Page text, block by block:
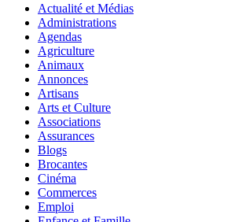
Actualité et Médias
Administrations
Agendas
Agriculture
Animaux
Annonces
Artisans
Arts et Culture
Associations
Assurances
Blogs
Brocantes
Cinéma
Commerces
Emploi